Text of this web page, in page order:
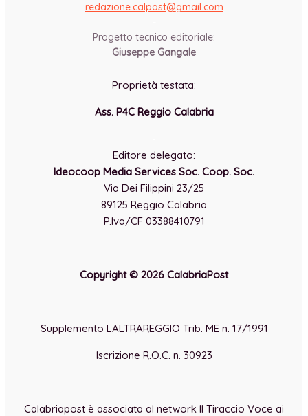
redazione.calpost@gmail.com
Progetto tecnico editoriale:
Giuseppe Gangale
Proprietà testata:
Ass. P4C Reggio Calabria
Editore delegato:
Ideocoop Media Services Soc. Coop. Soc.
Via Dei Filippini 23/25
89125 Reggio Calabria
P.Iva/CF 03388410791
Copyright © 2026 CalabriaPost
Supplemento LALTRAREGGIO Trib. ME n. 17/1991
Iscrizione R.O.C. n. 30923
Calabriapost è associata al network Il Tiraccio Voce ai